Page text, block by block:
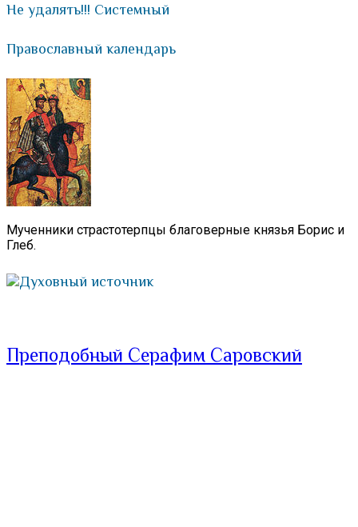
Не удалять!!! Системный
Православный календарь
Мученники страстотерпцы благоверные князья Борис и
Глеб.
Духовный источник
Преподобный Серафим Саровский